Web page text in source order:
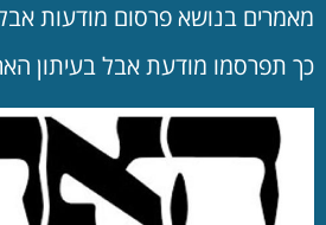
מאמרים בנושא פרסום מודעות
כך תפרסמו מודעת אבל בעיתון